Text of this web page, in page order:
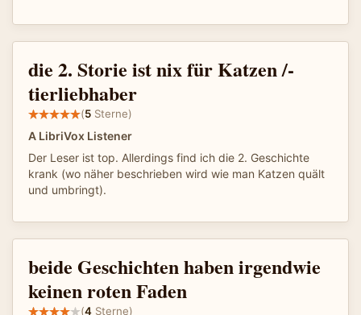
die 2. Storie ist nix für Katzen /-
tierliebhaber
(5 Sterne)
A LibriVox Listener
Der Leser ist top. Allerdings find ich die 2. Geschichte
krank (wo näher beschrieben wird wie man Katzen quält
und umbringt).
beide Geschichten haben irgendwie
keinen roten Faden
(4 Sterne)